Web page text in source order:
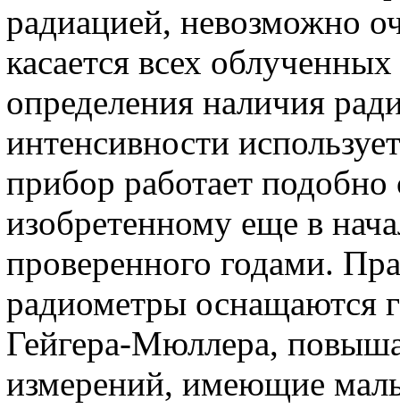
радиацией, невозможно
касается всех
определения наличия
интенсивности
прибор работает подобно
изобретенному еще в
проверенного годами.
радиометры оснащаются
Гейгера-Мюллера,
измерений, имеющие